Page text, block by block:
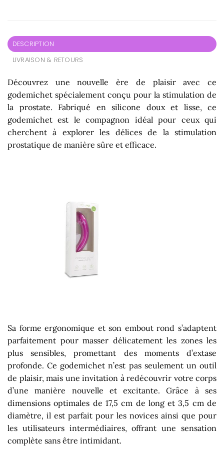
DESCRIPTION
LIVRAISON & RETOURS
Découvrez une nouvelle ère de plaisir avec ce
godemichet spécialement conçu pour la stimulation de
la prostate. Fabriqué en silicone doux et lisse, ce
godemichet est le compagnon idéal pour ceux qui
cherchent à explorer les délices de la stimulation
prostatique de manière sûre et efficace.
Sa forme ergonomique et son embout rond s’adaptent
parfaitement pour masser délicatement les zones les
plus sensibles, promettant des moments d’extase
profonde. Ce godemichet n’est pas seulement un outil
de plaisir, mais une invitation à redécouvrir votre corps
d’une manière nouvelle et excitante. Grâce à ses
dimensions optimales de 17,5 cm de long et 3,5 cm de
diamètre, il est parfait pour les novices ainsi que pour
les utilisateurs intermédiaires, offrant une sensation
complète sans être intimidant.